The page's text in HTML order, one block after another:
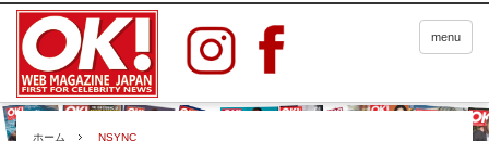
menu
ホーム NSYNC